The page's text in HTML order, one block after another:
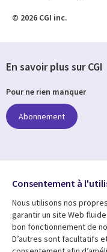
© 2026 CGI inc.
En savoir plus sur CGI
Pour ne rien manquer
Abonnement
Suivez-nous
Social
Media
Global
FR
Consentement à
Nous utilisons nos
garantir un site Web
bon fonctionnement de
D’autres sont facultatifs